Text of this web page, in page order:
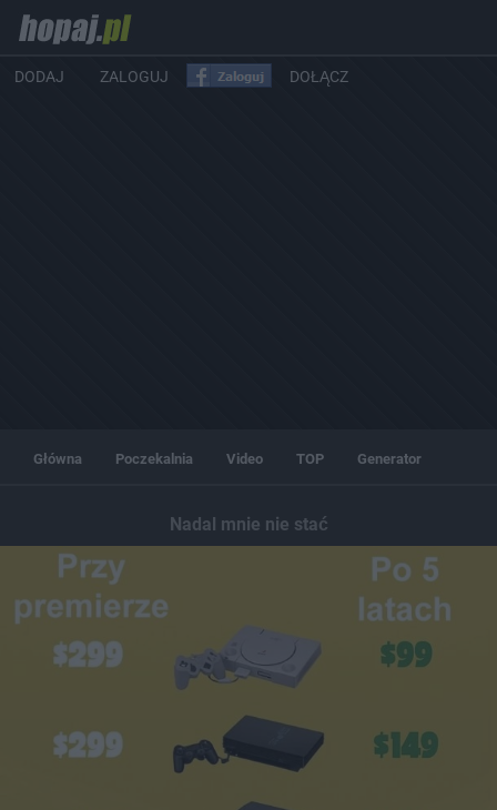
DODAJ ZALOGUJ DOŁĄCZ
Główna Poczekalnia Video TOP Generator
Nadal mnie nie stać